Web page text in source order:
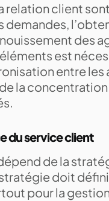
client
des
est
entre les
la concentration
du service client
de la
doit
pour la